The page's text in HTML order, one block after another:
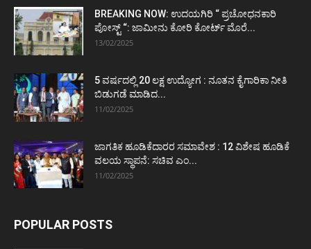
BREAKING NOW: ಉದಯಗಿರಿ “ ಪ್ರಚೋಧನಕಾರಿ
ಪೋಸ್ಟ್‌ “: ಜಾಮೀನು ಕೋರಿ ಕೋರ್ಟ್‌ ಮೊರೆ...
13/02/2025
5 ವರ್ಷದಲ್ಲಿ 20 ಲಕ್ಷ ಉದ್ಯೋಗ : ನೂತನ ಕೈಗಾರಿಕಾ ನೀತಿ
ಬಿಡುಗಡೆ ಮಾಡಿದ...
11/02/2025
ಜಾಗತಿಕ ಹೂಡಿಕೆದಾರರ ಸಮಾವೇಶ : 12 ವಿಶೇಷ ಹೂಡಿಕೆ
ವಲಯ ಸ್ಥಾಪನೆ: ಸಚಿವ ಎಂ...
11/02/2025
POPULAR POSTS